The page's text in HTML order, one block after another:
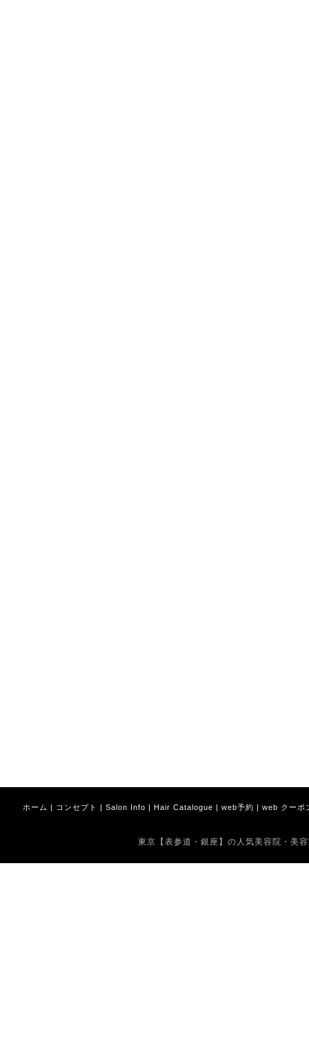
ホーム | コンセプト | Salon Info | Hair Catalogue | web予約 | web クーポ
東京【表参道・銀座】の人気美容院・